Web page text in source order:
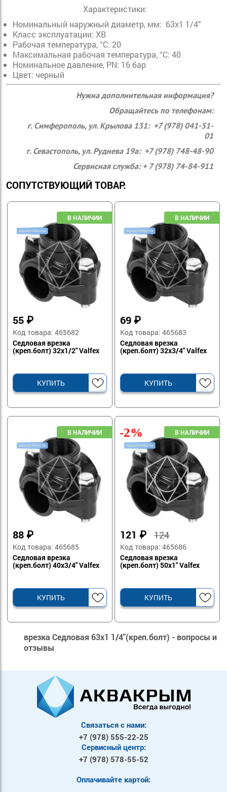
Характеристики:
Номинальный наружный диаметр, мм: 63x1 1/4"
Класс эксплуатации: ХВ
Рабочая температура, °С: 20
Максимальная рабочая температура, °С: 40
Номинальное давление, PN: 16 бар
Цвет: черный
Нужна дополнительная информация?
Обращайтесь по телефонам:
г. Симферополь, ул. Крылова 131: +7 (978) 041-51-
01
г. Севастополь, ул. Руднева 19а: +7 (978) 748-48-90
Сервисная служба: + 7 (978) 74-84-911
СОПУТСТВУЮЩИЙ ТОВАР:
55 ₽
Код товара: 465682
Седловая врезка
(креп.болт) 32х1/2" Valfex
КУПИТЬ
69 ₽
Код товара: 465683
Седловая врезка
(креп.болт) 32х3/4" Valfex
КУПИТЬ
88 ₽
Код товара: 465685
Седловая врезка
(креп.болт) 40х3/4" Valfex
КУПИТЬ
121 ₽124
Код товара: 465686
Седловая врезка
(креп.болт) 50х1" Valfex
КУПИТЬ
-2%
врезка Седловая 63х1 1/4"(креп.болт) - вопросы и
отзывы
Связаться с нами:
+7 (978) 555-22-25
Сервисный центр:
+7 (978) 578-55-52
Оплачивайте картой: